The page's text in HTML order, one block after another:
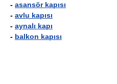
- asansör kapısı
- avlu kapısı
- aynalı kapı
- balkon kapısı